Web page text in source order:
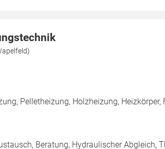
Pelletheizung, Holzheizung, Heizkörper,
Beratung, Hydraulischer Abgleich,